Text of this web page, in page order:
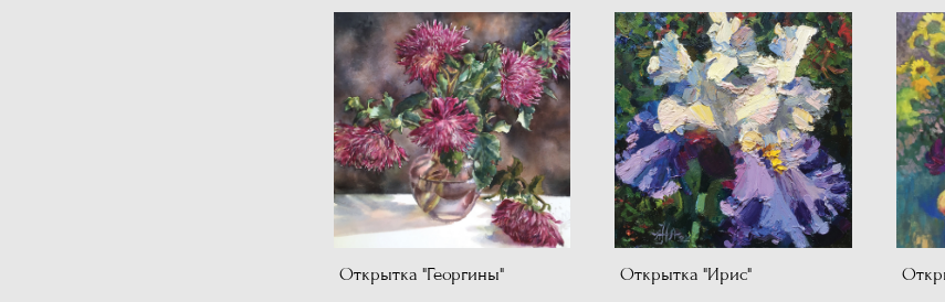
Открытка "Георгины" Открытка "Ирис"